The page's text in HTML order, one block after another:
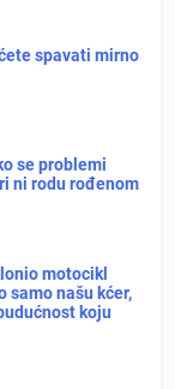
spavati mirno
se problemi
ni rodu rođenom
motocikl
samo našu kćer,
koju